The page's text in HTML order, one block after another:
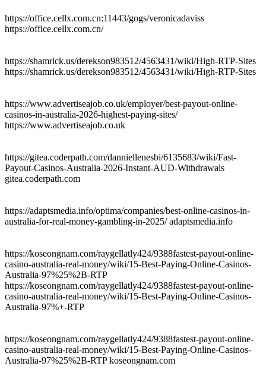
https://office.cellx.com.cn:11443/gogs/veronicadaviss
https://office.cellx.com.cn/
https://shamrick.us/derekson983512/4563431/wiki/High-RTP-Sites
https://shamrick.us/derekson983512/4563431/wiki/High-RTP-Sites
https://www.advertiseajob.co.uk/employer/best-payout-online-
casinos-in-australia-2026-highest-paying-sites/
https://www.advertiseajob.co.uk
https://gitea.coderpath.com/danniellenesbi/6135683/wiki/Fast-
Payout-Casinos-Australia-2026-Instant-AUD-Withdrawals
gitea.coderpath.com
https://adaptsmedia.info/optima/companies/best-online-casinos-in-
australia-for-real-money-gambling-in-2025/ adaptsmedia.info
https://koseongnam.com/raygellatly424/9388fastest-payout-online-
casino-australia-real-money/wiki/15-Best-Paying-Online-Casinos-
Australia-97%25%2B-RTP
https://koseongnam.com/raygellatly424/9388fastest-payout-online-
casino-australia-real-money/wiki/15-Best-Paying-Online-Casinos-
Australia-97%+-RTP
https://koseongnam.com/raygellatly424/9388fastest-payout-online-
casino-australia-real-money/wiki/15-Best-Paying-Online-Casinos-
Australia-97%25%2B-RTP koseongnam.com